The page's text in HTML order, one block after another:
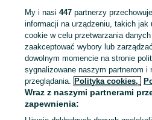
KATEGORIA
993575505
Zadzwoń / SMS
My i nasi447 partnerzy
informacji na urządzeniu, takich
cookie w celu przetwarzania
zaakceptować wybory lub
dowolnym momencie na stronie
sygnalizowane naszym partnerom i
przeglądania. Polityka cookies,
Wraz z naszymi partnerami
zapewnienia: